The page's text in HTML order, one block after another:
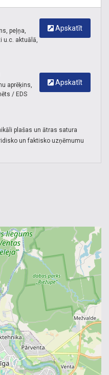
Apskatīt
peļņa,
u.c. aktuālā,
Apskatīt
aprēķins,
/ EDS
plašas un ātras satura
un faktisko uzņēmumu